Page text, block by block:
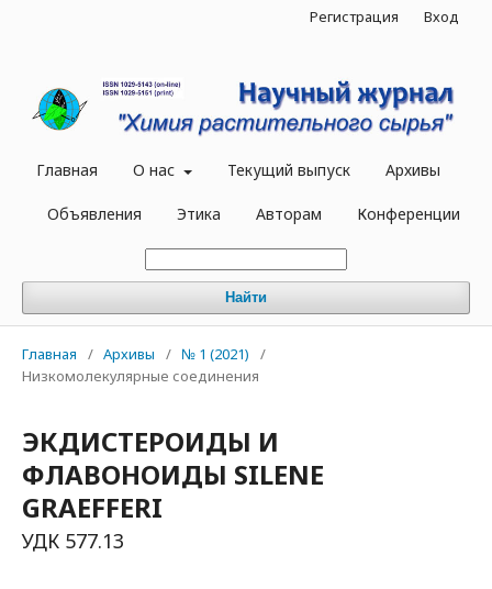
Главная О нас Текущий выпуск Архивы
Объявления Этика Авторам Конференции
Найти
Регистрация Вход
Главная / Архивы / № 1 (2021)
/
Низкомолекулярные соединения
ЭКДИСТЕРОИДЫ И
ФЛАВОНОИДЫ SILENE
GRAEFFERI
УДК 577.13